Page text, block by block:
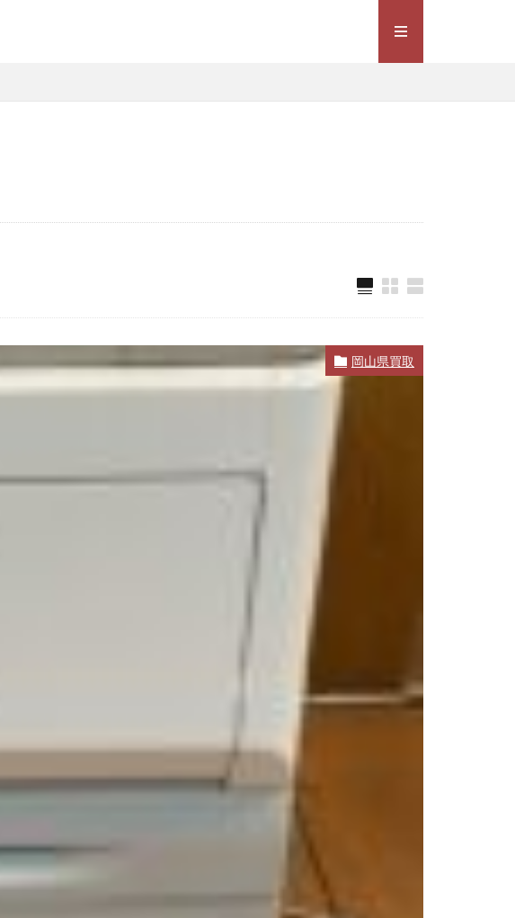
岡山県買取